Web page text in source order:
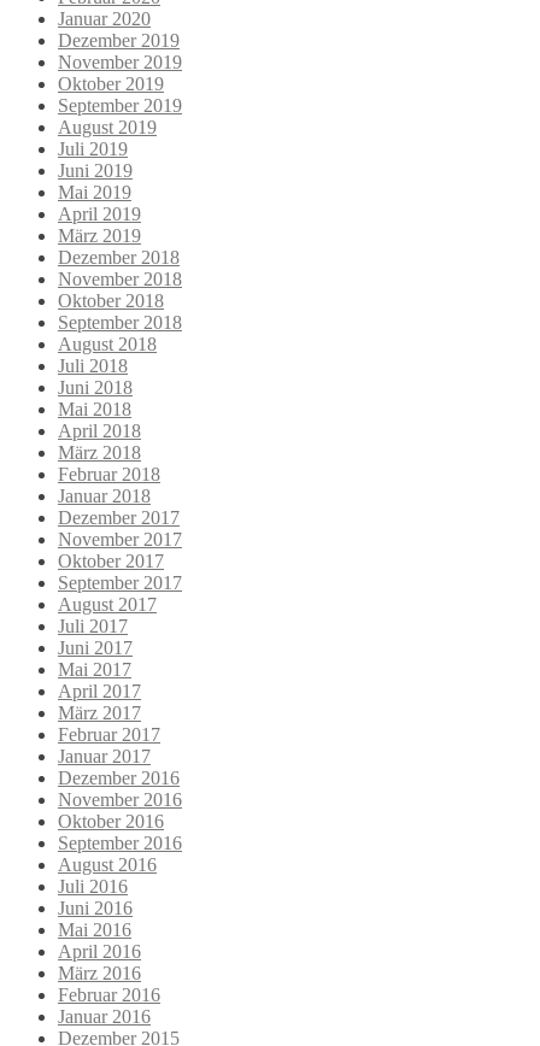
Januar 2020
Dezember 2019
November 2019
Oktober 2019
September 2019
August 2019
Juli 2019
Juni 2019
Mai 2019
April 2019
März 2019
Dezember 2018
November 2018
Oktober 2018
September 2018
August 2018
Juli 2018
Juni 2018
Mai 2018
April 2018
März 2018
Februar 2018
Januar 2018
Dezember 2017
November 2017
Oktober 2017
September 2017
August 2017
Juli 2017
Juni 2017
Mai 2017
April 2017
März 2017
Februar 2017
Januar 2017
Dezember 2016
November 2016
Oktober 2016
September 2016
August 2016
Juli 2016
Juni 2016
Mai 2016
April 2016
März 2016
Februar 2016
Januar 2016
Dezember 2015